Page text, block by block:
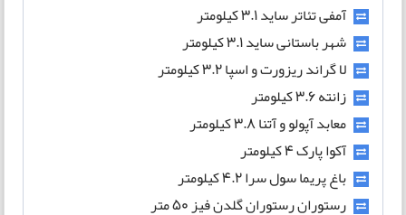
آمفی تئاتر ساید 3.1 کیلومتر
شهر باستانی ساید 3.1 کیلومتر
لا گراند ریزورت و اسپا 3.2 کیلومتر
زانته 3.6 کیلومتر
معابد آپولو و آتنا 3.8 کیلومتر
آکوا پارک 4 کیلومتر
باغ پریما سول سرا 4.2 کیلومتر
رستوران رستوران گلدن فیز 50 متر